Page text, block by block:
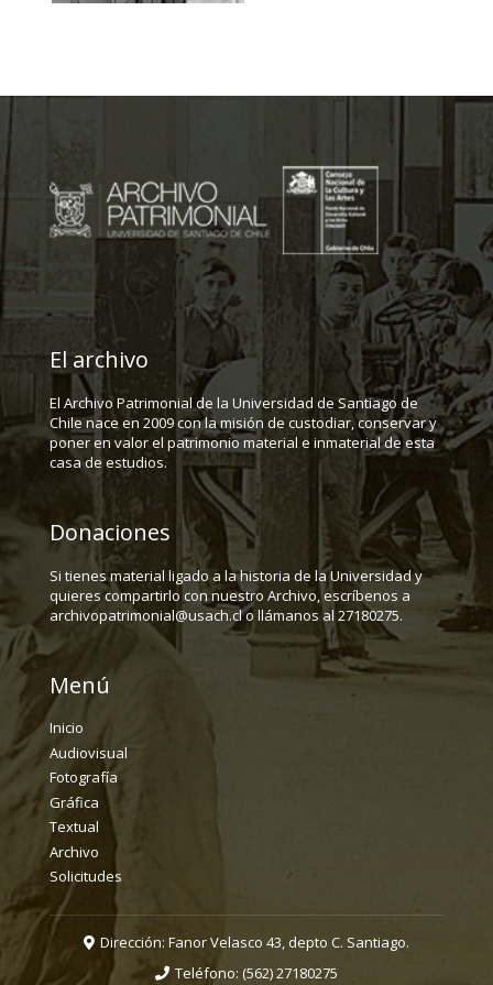
El archivo
El Archivo Patrimonial de la Universidad de Santiago de
Chile nace en 2009 con la misión de custodiar, conservar y
poner en valor el patrimonio material e inmaterial de esta
casa de estudios.
Donaciones
Si tienes material ligado a la historia de la Universidad y
quieres compartirlo con nuestro Archivo, escríbenos a
archivopatrimonial@usach.cl o llámanos al 27180275.
Menú
Inicio
Audiovisual
Fotografía
Gráfica
Textual
Archivo
Solicitudes
Dirección: Fanor Velasco 43, depto C. Santiago.
Teléfono: (562) 27180275